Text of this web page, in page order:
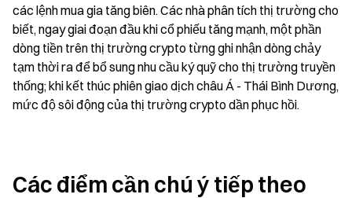
các lệnh mua gia tăng biên. Các nhà phân tích thị trường cho
biết, ngay giai đoạn đầu khi cổ phiếu tăng mạnh, một phần
dòng tiền trên thị trường crypto từng ghi nhận dòng chảy
tạm thời ra để bổ sung nhu cầu ký quỹ cho thị trường truyền
thống; khi kết thúc phiên giao dịch châu Á - Thái Bình Dương,
mức độ sôi động của thị trường crypto dần phục hồi.
Các điểm cần chú ý tiếp theo